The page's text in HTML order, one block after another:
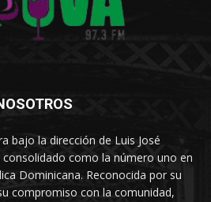
bajo la dirección de Luis José
consolidado como la número uno en
Dominicana. Reconocida por su
compromiso con la comunidad,